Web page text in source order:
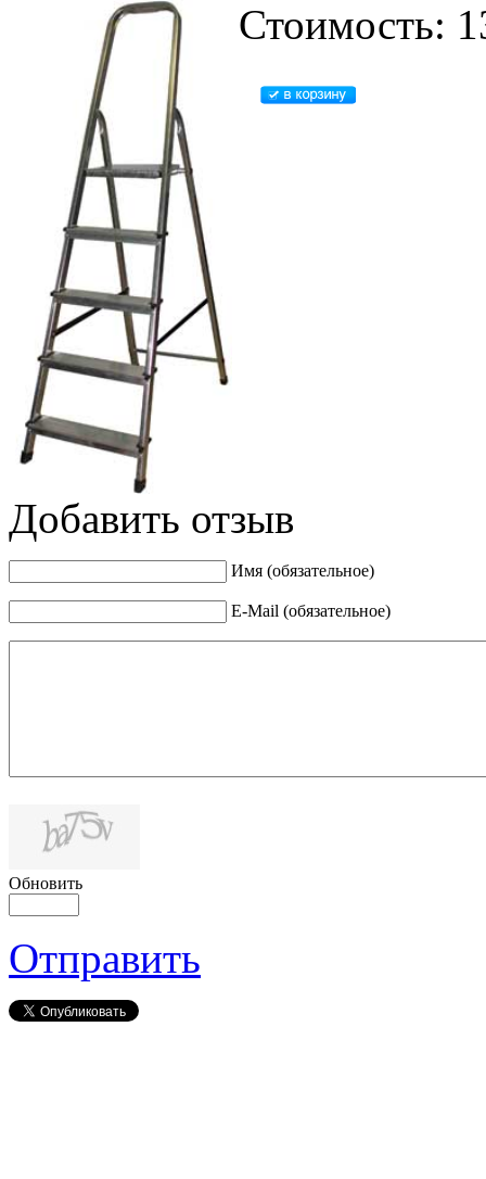
Стоимость:
Добавить отзыв
Имя (обязательное)
E-Mail (обязательное)
Обновить
Отправить